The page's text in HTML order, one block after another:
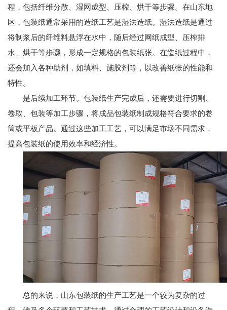
程，包括纤维分散、湿网成型、压榨、烘干等步骤。在山东地
区，包装纸通常采用的造纸工艺是湿法造纸。湿法造纸是通过
将制浆后的纤维料悬浮在水中，随后经过网纸成型、压榨排
水、烘干等步骤，形成一定规格的包装纸张。在造纸过程中，
还会加入各种助剂，如填料、施胶剂等，以改善纸张的性能和
特性。
是后续加工环节。包装纸生产完成后，还需要进行切割、
卷取、包装等加工步骤，将成品包装纸制成规格符合要求的卷
筒或平板产品。通过这些加工工艺，可以满足市场不同需求，
提高包装纸的使用效率和经济性。
总的来说，山东包装纸的生产工艺是一个较为复杂的过